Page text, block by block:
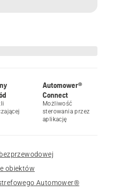
Automower®
Connect
Możliwość
sterowania przez
aplikację
obiektów
Automower®